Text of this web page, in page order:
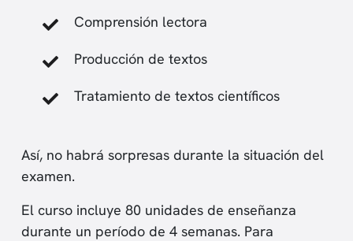
Comprensión lectora
Producción de textos
Tratamiento de textos científicos
Así, no habrá sorpresas durante la situación del
examen.
El curso incluye 80 unidades de enseñanza
durante un período de 4 semanas. Para